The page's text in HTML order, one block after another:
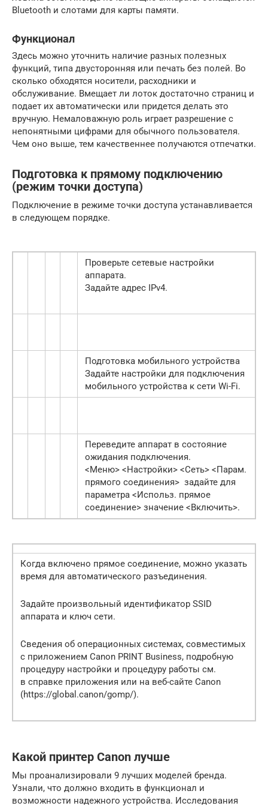
Bluetooth и слотами для карты памяти.
Функционал
Здесь можно уточнить наличие разных полезных
функций, типа двусторонняя или печать без полей. Во
сколько обходятся носители, расходники и
обслуживание. Вмещает ли лоток достаточно страниц и
подает их автоматически или придется делать это
вручную. Немаловажную роль играет разрешение с
непонятными цифрами для обычного пользователя.
Чем оно выше, тем качественнее получаются отпечатки.
Подготовка к прямому подключению
(режим точки доступа)
Подключение в режиме точки доступа устанавливается
в следующем порядке.
Проверьте сетевые настройки
аппарата.
Задайте адрес IPv4.
Подготовка мобильного устройства
Задайте настройки для подключения
мобильного устройства к сети Wi-Fi.
Переведите аппарат в состояние
ожидания подключения.
<Меню> <Настройки> <Сеть> <Парам.
прямого соединения> задайте для
параметра <Использ. прямое
соединение> значение <Включить>.
Когда включено прямое соединение, можно указать
время для автоматического разъединения.
Задайте произвольный идентификатор SSID
аппарата и ключ сети.
Сведения об операционных системах, совместимых
с приложением Canon PRINT Business, подробную
процедуру настройки и процедуру работы см.
в справке приложения или на веб-сайте Canon
(https://global.canon/gomp/).
Какой принтер Canon лучше
Мы проанализировали 9 лучших моделей бренда.
Узнали, что должно входить в функционал и
возможности надежного устройства. Исследования